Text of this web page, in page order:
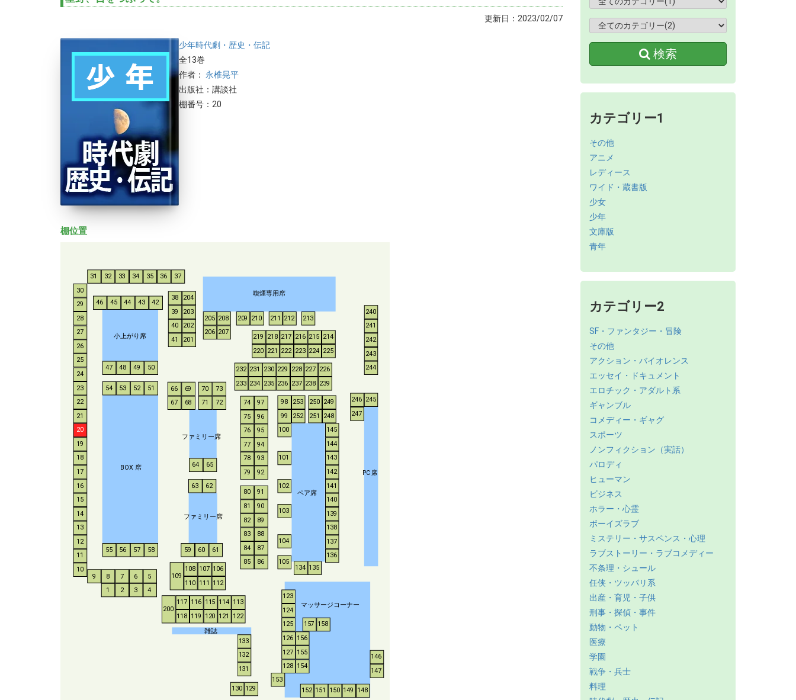
更新日：2023/02/07
少年時代劇・歴史・伝記
全13巻
作者： 永椎晃平
出版社：講談社
棚番号：20
棚位置
小上がり席
BOX 席
ファミリー席
ファミリー席
喫煙専用席
ペア席
PC 席
マッサージコーナー
雑誌
1 2 3 4
5
6
7
8
9
10
11
12
13
14
15
16
17
18
19
20
21
22
23
24
25
26
27
28
29
30
31 32 33 34 35 36 37
38
39
40
41
42
43
44
45
46
47 48 49 50
51
52
53
54
55 56 57 58 59 60 61
62
63
64 65
66
67
68
69
70
71
72
73
74
75
76
77
78
79
80
81
82
83
84
85
86
87
88
89
90
91
92
93
94
95
96
97 98
99
100
101
102
103
104
105
106
107
108
109
110 111 112
113
114
115
116
117
118 119 120 121 122
123
124
125
126
127
128
129
130
131
132
133
134 135
136
137
138
139
140
141
142
143
144
145
146
147
148
149
150
151
152
153
154
155
156
157 158
200
201
202
203
204
205
206 207
208 209 210 211 212 213
214
215
216
217
218
219
220 221 222 223 224 225
226
227
228
229
230
231
232
233 234 235 236 237 238 239
240
241
242
243
244
245
246
247
248
249
250
251
252
253
検索
カテゴリー1
その他
アニメ
レディース
ワイド・蔵書版
少女
少年
文庫版
青年
カテゴリー2
SF・ファンタジー・冒険
その他
アクション・バイオレンス
エッセイ・ドキュメント
エロチック・アダルト系
ギャンブル
コメディー・ギャグ
スポーツ
ノンフィクション（実話）
パロディ
ヒューマン
ビジネス
ホラー・心霊
ボーイズラブ
ミステリー・サスペンス・心理
ラブストーリー・ラブコメディー
不条理・シュール
任侠・ツッパリ系
出産・育児・子供
刑事・探偵・事件
動物・ペット
医療
学園
戦争・兵士
料理